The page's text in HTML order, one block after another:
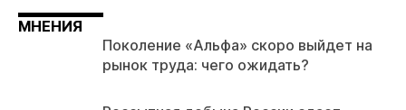
МНЕНИЯ
Поколение «Альфа» скоро выйдет на
рынок труда: чего ожидать?